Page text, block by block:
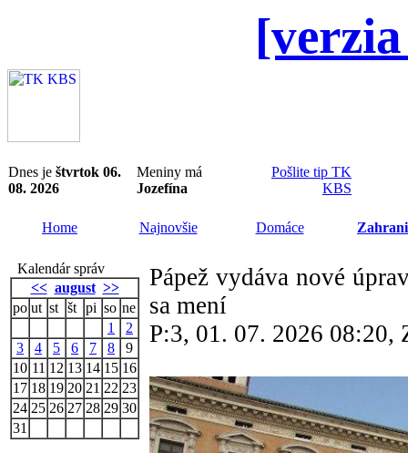
Dnes je štvrtok 06.
08. 2026
Meniny má
Jozefína
Pošlite tip TK
KBS
Home Najnovšie Domáce
Kalendár správ
<< august >>
po ut st št pi so ne
1
2
3
4 5 6 7 8
9
10 11 12 13 14 15 16
17 18 19 20 21 22 23
24 25 26 27 28 29 30
31
Pápež vydáva nové
sa mení
P:3, 01. 07. 2026 08:20,